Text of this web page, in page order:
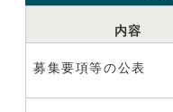
内容
募集要項等の公表